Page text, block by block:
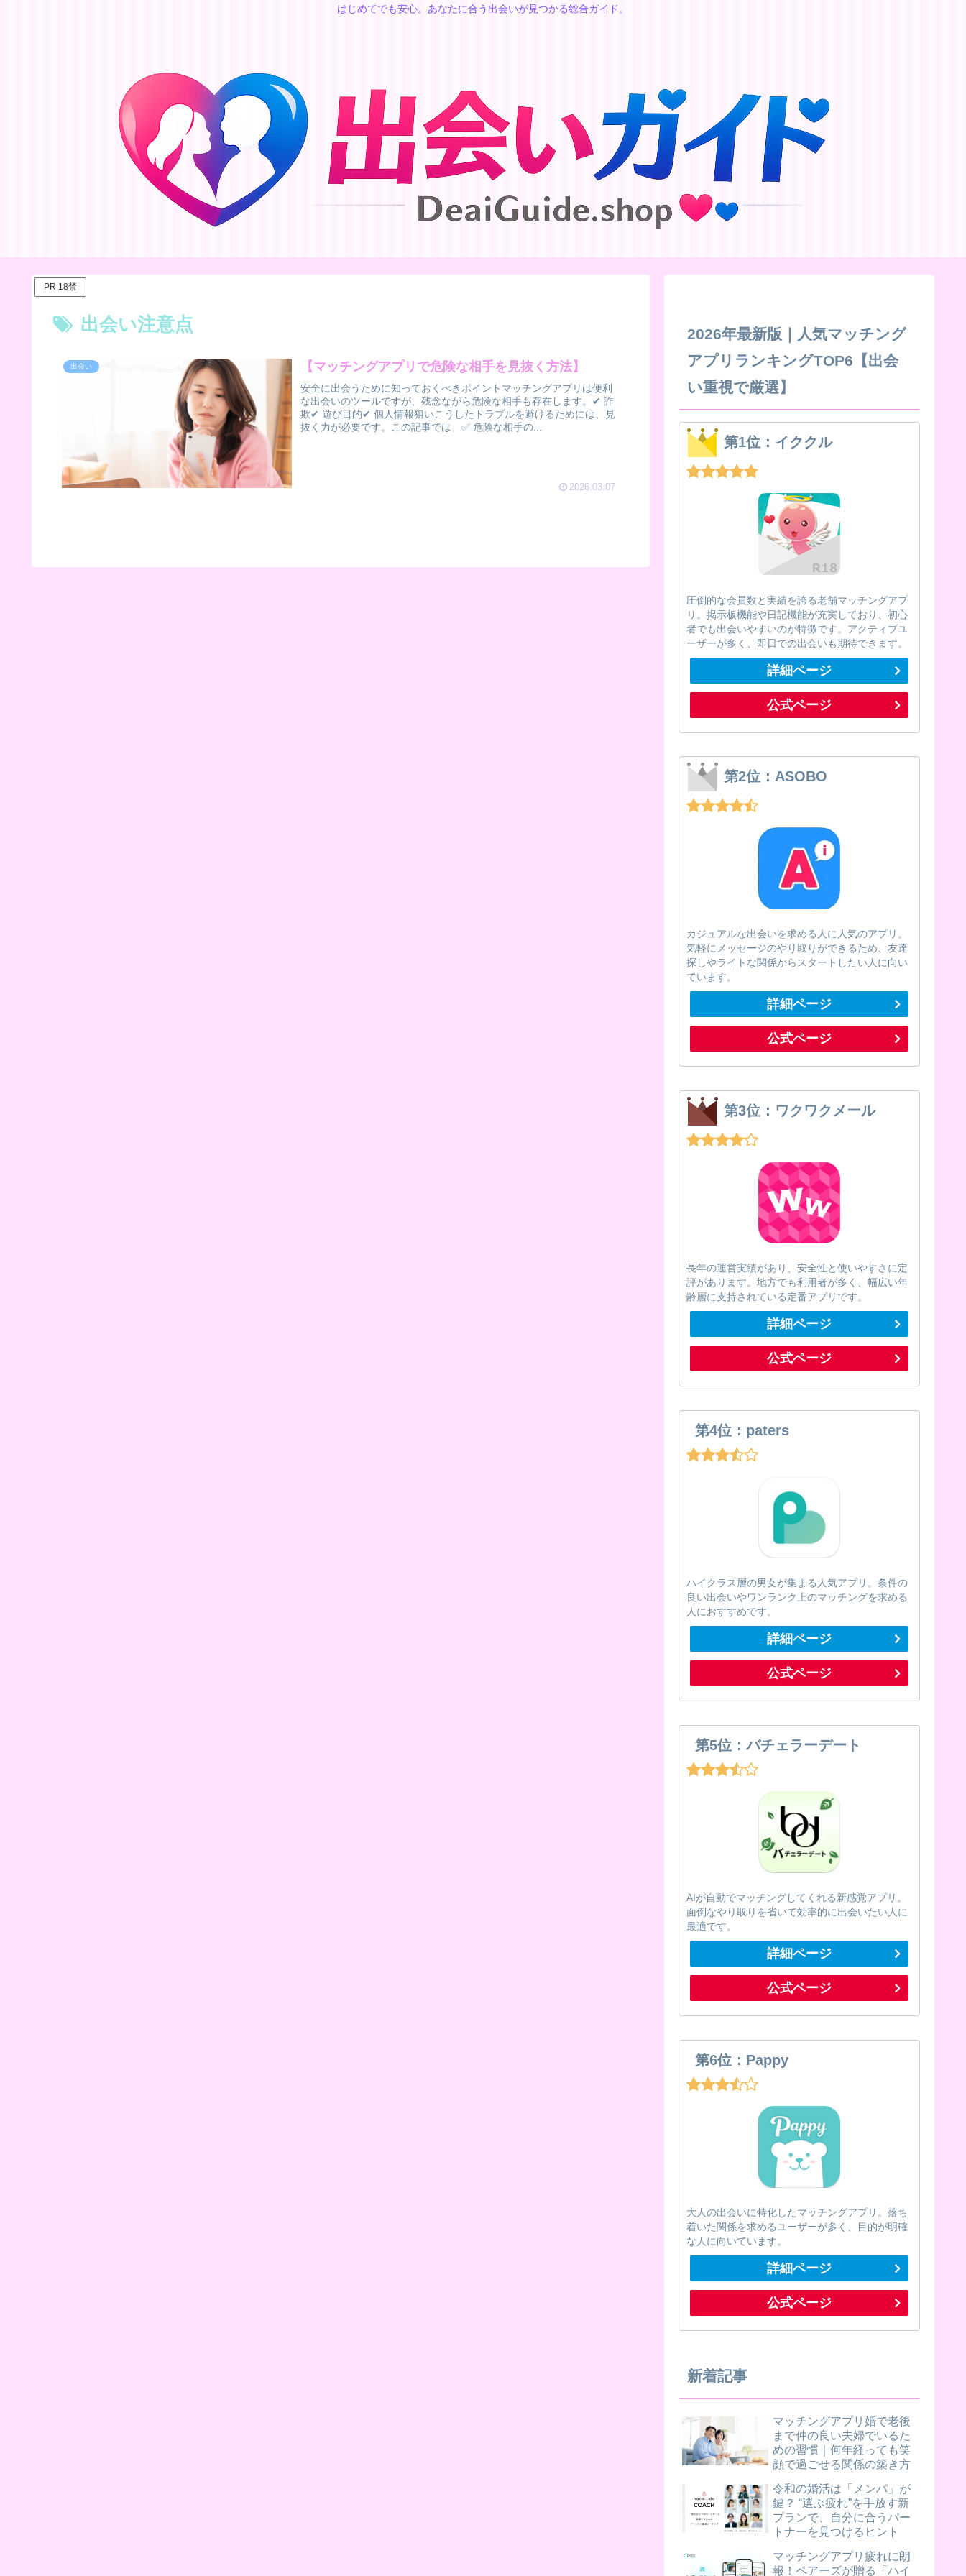
はじめてでも安心。あなたに合う出会いが見つかる総合ガイド。
PR 18禁
出会い注意点
出会い 【マッチングアプリで危険な相手を見抜く方法】
安全に出会うために知っておくべきポイントマッチングアプリは便利
な出会いのツールですが、残念ながら危険な相手も存在します。✔ 詐
欺✔ 遊び目的✔ 個人情報狙いこうしたトラブルを避けるためには、見
抜く力が必要です。この記事では、✅ 危険な相手の...
2026.03.07
2026年最新版｜人気マッチング
アプリランキングTOP6【出会
い重視で厳選】
第1位：イククル
圧倒的な会員数と実績を誇る老舗マッチングアプ
リ。掲示板機能や日記機能が充実しており、初心
者でも出会いやすいのが特徴です。アクティブユ
ーザーが多く、即日での出会いも期待できます。
詳細ページ
公式ページ
第2位：ASOBO
カジュアルな出会いを求める人に人気のアプリ。
気軽にメッセージのやり取りができるため、友達
探しやライトな関係からスタートしたい人に向い
ています。
詳細ページ
公式ページ
第3位：ワクワクメール
長年の運営実績があり、安全性と使いやすさに定
評があります。地方でも利用者が多く、幅広い年
齢層に支持されている定番アプリです。
詳細ページ
公式ページ
第4位：paters
ハイクラス層の男女が集まる人気アプリ。条件の
良い出会いやワンランク上のマッチングを求める
人におすすめです。
詳細ページ
公式ページ
第5位：バチェラーデート
AIが自動でマッチングしてくれる新感覚アプリ。
面倒なやり取りを省いて効率的に出会いたい人に
最適です。
詳細ページ
公式ページ
第6位：Pappy
大人の出会いに特化したマッチングアプリ。落ち
着いた関係を求めるユーザーが多く、目的が明確
な人に向いています。
詳細ページ
公式ページ
新着記事
マッチングアプリ婚で老後
まで仲の良い夫婦でいるた
めの習慣｜何年経っても笑
顔で過ごせる関係の築き方
令和の婚活は「メンパ」が
鍵？ “選ぶ疲れ”を手放す新
プランで、自分に合うパー
トナーを見つけるヒント
マッチングアプリ疲れに朗
報！ペアーズが贈る「ハイ